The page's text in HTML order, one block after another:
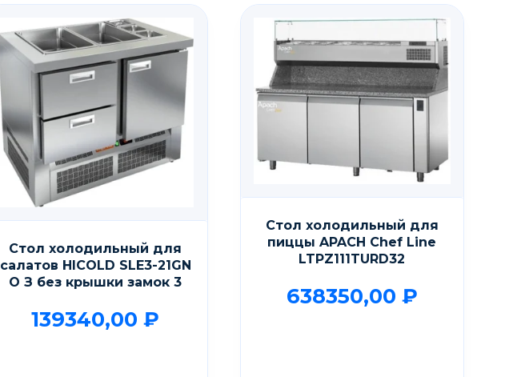
Стол холодильный для
салатов HICOLD SLE3-21GN
О З без крышки замок 3
139340,00₽
Стол холодильный для
пиццы APACH Chef Line
LTPZ111TURD32
638350,00 ₽